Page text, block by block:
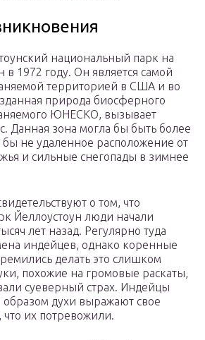
национальный парк на
в 1972 году. Он является самой
территорией в США и во
природа биосферного
ЮНЕСКО, вызывает
Данная зона могла бы быть более
не удаленное расположение от
и сильные снегопады в зимнее
о том, что
Йеллоустоун люди начали
лет назад. Регулярно туда
индейцев, однако коренные
делать это слишком
похожие на громовые раскаты,
суеверный страх. Индейцы
образом духи выражают свое
что их потревожили.